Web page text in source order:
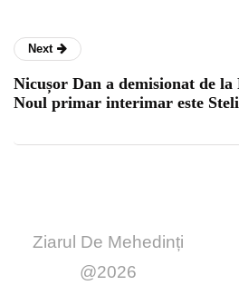
Next
Nicușor Dan a demisionat de
Noul primar interimar este
Ziarul De Mehedinți
@2026